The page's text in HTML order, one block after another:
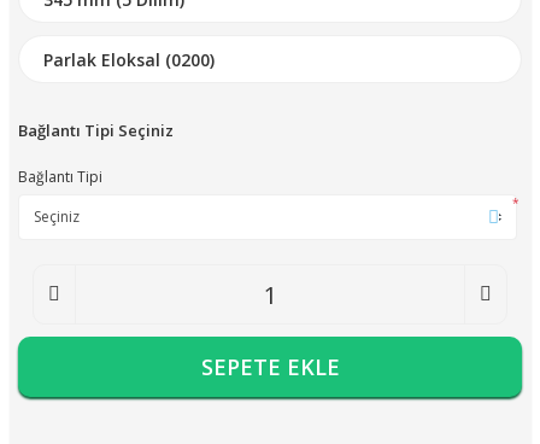
Bağlantı Tipi Seçiniz
Bağlantı Tipi
*
SEPETE EKLE